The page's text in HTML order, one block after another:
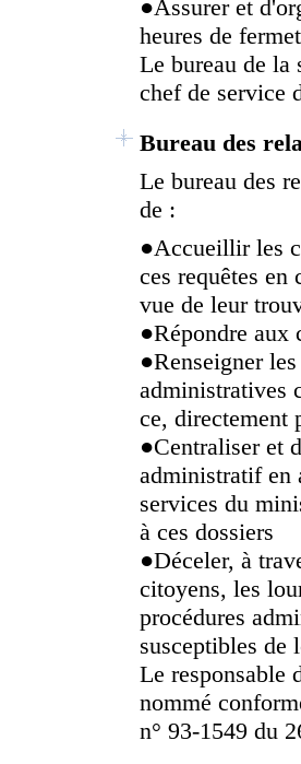
●Assurer et
heures de
Le bureau de la
chef de service
Bureau des
Le bureau des
de :
●Accueillir les
ces requêtes en
vue de leur
●Répondre aux
●Renseigner
administratives
ce, directement
●Centraliser et
administratif en
services du
à ces dossiers
●Déceler, à
citoyens, les
procédures
susceptibles de
Le responsable
nommé
n° 93-1549 du